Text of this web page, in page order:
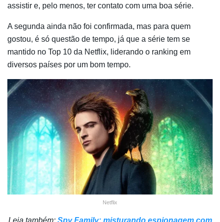
assistir e, pelo menos, ter contato com uma boa série.
A segunda ainda não foi confirmada, mas para quem
gostou, é só questão de tempo, já que a série tem se
mantido no Top 10 da Netflix, liderando o ranking em
diversos países por um bom tempo.
Netflix